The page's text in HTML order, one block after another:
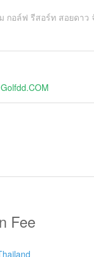
กอล์ฟ รีสอร์ท สอยดาว
Fee